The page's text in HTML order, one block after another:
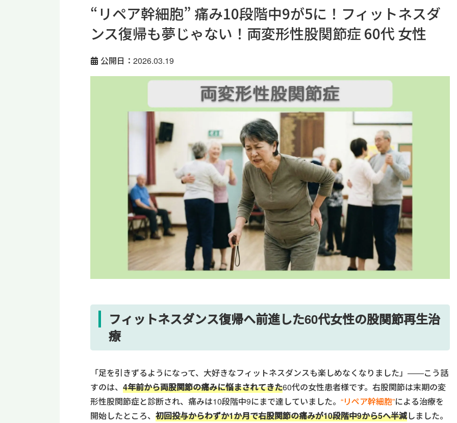
“リペア幹細胞” 痛み10段階中9が5に！フィットネスダ
ンス復帰も夢じゃない！両変形性股関節症 60代 女性
公開日：2026.03.19
フィットネスダンス復帰へ前進した60代女性の股関節再生治
療
「足を引きずるようになって、大好きなフィットネスダンスも楽しめなくなりました」——こう話
すのは、 4年前から両股関節の痛みに悩まされてきた60代の女性患者様です。右股関節は末期の変
形性股関節症と診断され、痛みは10段階中9にまで達していました。 “リペア幹細胞”による治療を
開始したところ、 初回投与からわずか1か月で右股関節の痛みが10段階中9から5へ半減しました。